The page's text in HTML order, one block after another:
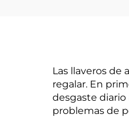
Las llaveros de
regalar. En
desgaste diario
problemas de